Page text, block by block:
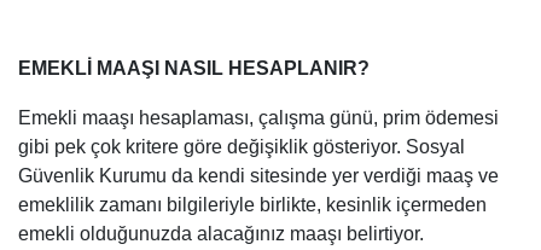
EMEKLİ MAAŞI NASIL HESAPLANIR?
Emekli maaşı hesaplaması, çalışma günü, prim ödemesi
gibi pek çok kritere göre değişiklik gösteriyor. Sosyal
Güvenlik Kurumu da kendi sitesinde yer verdiği maaş ve
emeklilik zamanı bilgileriyle birlikte, kesinlik içermeden
emekli olduğunuzda alacağınız maaşı belirtiyor.